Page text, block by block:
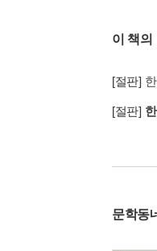
이 책의
[절판]
[절판]
문학동